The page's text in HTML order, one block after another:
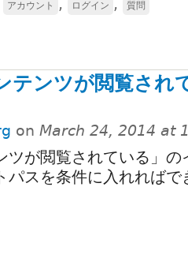
アカウント , ログイン , 質問
テンツが閲覧され
on March 24, 2014 at
ツが閲覧されている」の
パスを条件に入れればで